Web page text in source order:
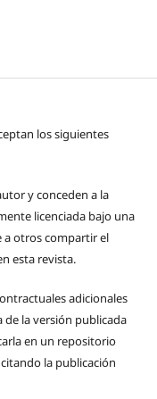
los siguientes
y conceden a la
licenciada bajo una
otros compartir el
esta revista.
adicionales
la versión publicada
en un repositorio
la publicación